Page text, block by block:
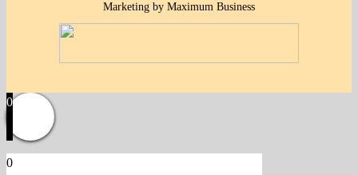
Marketing by Maximum Business
0
0